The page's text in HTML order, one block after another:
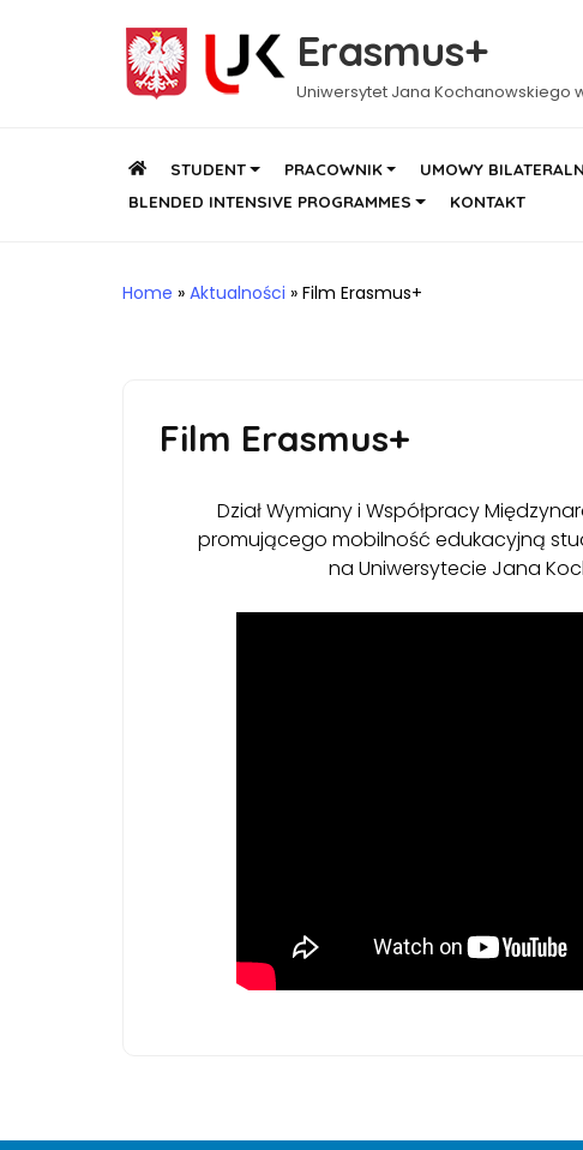
Erasmus+
Uniwersytet Jana Kochanowskiego
STUDENT PRACOWNIK UMOWY
BLENDED INTENSIVE PROGRAMMES
KONTAKT
Home » Aktualności » Film Erasmus+
Film Erasmus+
Dział Wymiany i Współpracy
promującego mobilność edukacyjną
na Uniwersytecie Jana